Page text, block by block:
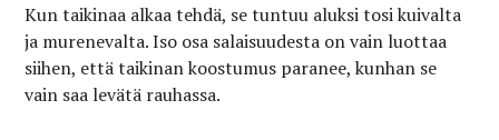
Kun taikinaa alkaa tehdä, se tuntuu aluksi tosi kuivalta
ja murenevalta. Iso osa salaisuudesta on vain luottaa
siihen, että taikinan koostumus paranee, kunhan se
vain saa levätä rauhassa.